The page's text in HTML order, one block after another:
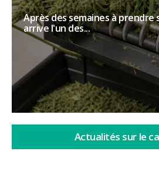
Après des semaines à
arrive l'un des...
Actualités sur le